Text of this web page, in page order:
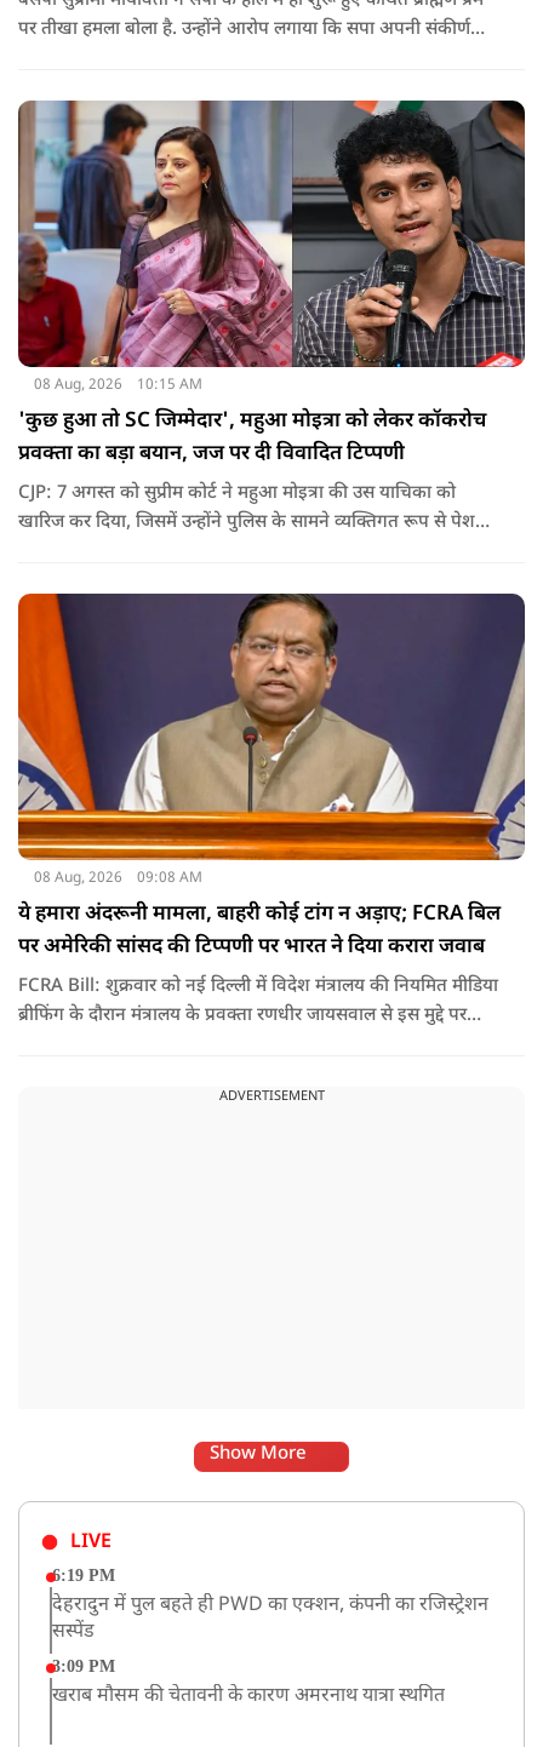
पर तीखा हमला बोला है. उन्होंने आरोप लगाया कि सपा अपनी संकीर्ण
08 Aug, 2026 10:15 AM
'कुछ हुआ तो SC जिम्मेदार', महुआ मोइत्रा को लेकर कॉकरोच
प्रवक्ता का बड़ा बयान, जज पर दी विवादित टिप्पणी
CJP: 7 अगस्त को सुप्रीम कोर्ट ने महुआ मोइत्रा की उस याचिका को
खारिज कर दिया, जिसमें उन्होंने पुलिस के सामने व्यक्तिगत रूप से पेश
केंद्र बन गई है.
08 Aug, 2026 09:08 AM
ये हमारा अंदरूनी मामला, बाहरी कोई टांग न अड़ाए; FCRA बिल
पर अमेरिकी सांसद की टिप्पणी पर भारत ने दिया करारा जवाब
FCRA Bill: शुक्रवार को नई दिल्ली में विदेश मंत्रालय की नियमित मीडिया
ब्रीफिंग के दौरान मंत्रालय के प्रवक्ता रणधीर जायसवाल से इस मुद्दे पर
ADVERTISEMENT
Show More
LIVE
6:19 PM
देहरादुन में पुल बहते ही PWD का एक्शन, कंपनी का रजिस्ट्रेशन
सस्पेंड
3:09 PM
खराब मौसम की चेतावनी के कारण अमरनाथ यात्रा स्थगित